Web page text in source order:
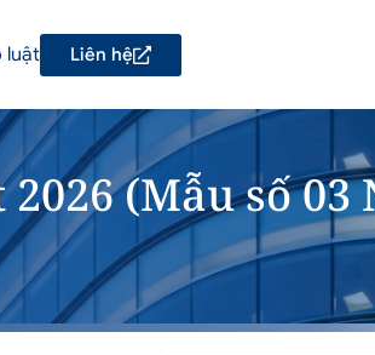
luật Liên hệ
(Mẫu số 03